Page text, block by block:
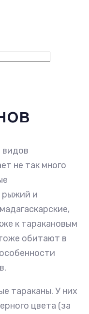
видов
не так много
рыжий и
к таракановым
обитают в
тараканы. У них
цвета (за